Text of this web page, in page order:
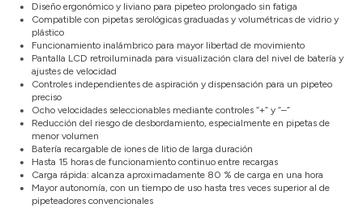
Diseño ergonómico y liviano para pipeteo prolongado sin fatiga
Compatible con pipetas serológicas graduadas y volumétricas de vidrio y
plástico
Funcionamiento inalámbrico para mayor libertad de movimiento
Pantalla LCD retroiluminada para visualización clara del nivel de batería y
ajustes de velocidad
Controles independientes de aspiración y dispensación para un pipeteo
preciso
Ocho velocidades seleccionables mediante controles “+” y “–”
Reducción del riesgo de desbordamiento, especialmente en pipetas de
menor volumen
Batería recargable de iones de litio de larga duración
Hasta 15 horas de funcionamiento continuo entre recargas
Carga rápida: alcanza aproximadamente 80 % de carga en una hora
Mayor autonomía, con un tiempo de uso hasta tres veces superior al de
pipeteadores convencionales